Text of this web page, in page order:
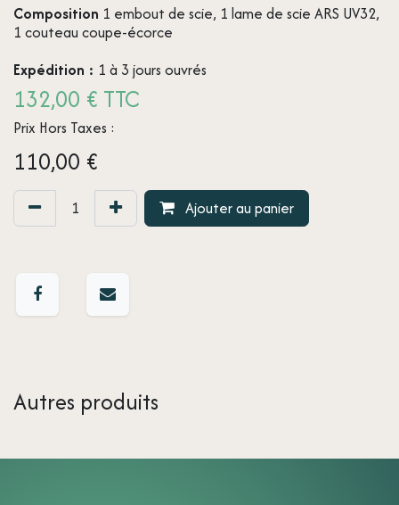
Composition 1 embout de scie, 1 lame de scie ARS UV32,
1 couteau coupe-écorce
Expédition : 1 à 3 jours ouvrés
132,00 € TTC
Prix Hors Taxes :
110,00 €
Ajouter au panier
Autres produits